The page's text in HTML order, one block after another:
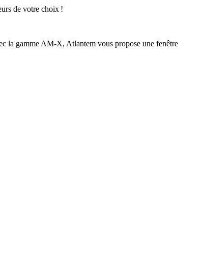
de votre choix !
la gamme AM-X, Atlantem vous propose une fenêtre